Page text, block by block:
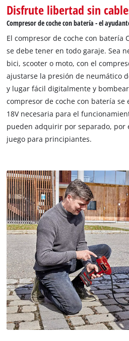
to trackers that
visitor. The
the site with their
Powered by
Disfrute libertad sin
Compresor de coche con batería - el
El compresor de coche con batería
se debe tener en todo garaje. Sea
bici, scooter o moto, con el
ajustarse la presión de neumático
y lugar fácil digitalmente y
compresor de coche con batería se
18V necesaria para el
pueden adquirir por separado, por
juego para principiantes.